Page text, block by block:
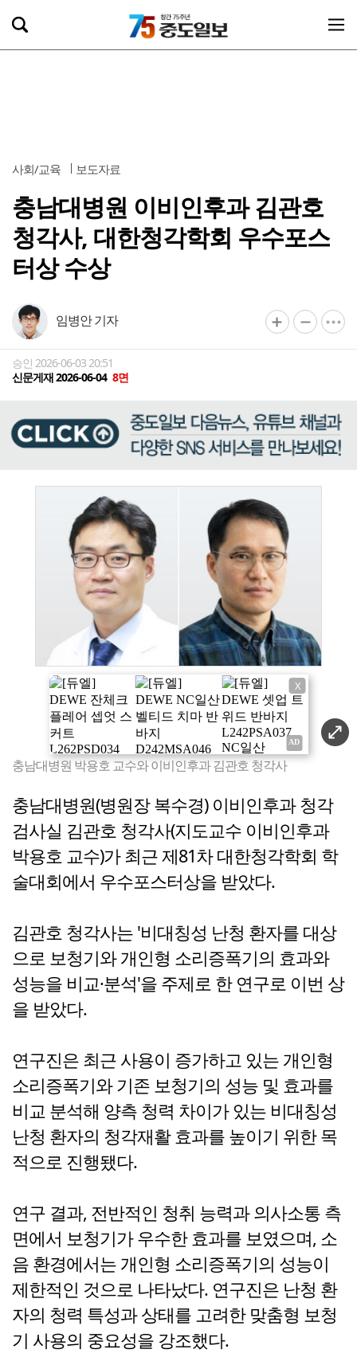
사회/교육 보도자료
충남대병원 이비인후과 김관호
청각사, 대한청각학회 우수포스
터상 수상
임병안 기자
승인 2026-06-03 20:51
신문게재 2026-06-04 8면
X
충남대병원 박용호 교수와 이비인후과 김관호 청각사
충남대병원(병원장 복수경) 이비인후과 청각
검사실 김관호 청각사(지도교수 이비인후과
박용호 교수)가 최근 제81차 대한청각학회 학
술대회에서 우수포스터상을 받았다.
김관호 청각사는 '비대칭성 난청 환자를 대상
으로 보청기와 개인형 소리증폭기의 효과와
성능을 비교·분석'을 주제로 한 연구로 이번 상
을 받았다.
연구진은 최근 사용이 증가하고 있는 개인형
소리증폭기와 기존 보청기의 성능 및 효과를
비교 분석해 양측 청력 차이가 있는 비대칭성
난청 환자의 청각재활 효과를 높이기 위한 목
적으로 진행됐다.
연구 결과, 전반적인 청취 능력과 의사소통 측
면에서 보청기가 우수한 효과를 보였으며, 소
음 환경에서는 개인형 소리증폭기의 성능이
제한적인 것으로 나타났다. 연구진은 난청 환
자의 청력 특성과 상태를 고려한 맞춤형 보청
기 사용의 중요성을 강조했다.